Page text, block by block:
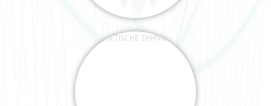
ÄSTHETISCHE ZAHNMEDIZIN